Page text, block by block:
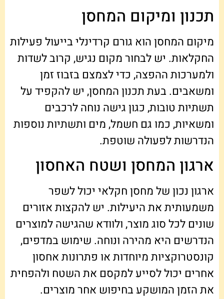
תכנון ומיקום המחסן
מיקום המחסן הוא גורם קרדינלי בייעול פעילות
החקלאות. יש לבחור מקום נגיש, קרוב לשדות
ולמערכות ההפצה, כדי לצמצם בזבוז זמן
ומשאבים. בעת תכנון המחסן, יש להקפיד על
תשתיות טובות, כגון גישה נוחה לרכבים
ומשאיות, כמו גם חשמל, מים ותשתיות נוספות
הנדרשות לפעולה שוטפת.
ארגון המחסן ושטח האחסון
ארגון נכון של מחסן חקלאי יכול לשפר
משמעותית את היעילות. יש להקצות אזורים
שונים לכל סוג מוצר, ולוודא שהגישה למוצרים
הנדרשים היא מהירה ונוחה. שימוש במדפים,
קונסטרוקציות מיוחדות או פתרונות אחסון
אחרים יכול לסייע למקסם את השטח ולהפחית
את הזמן המושקע בחיפוש אחר מוצרים.